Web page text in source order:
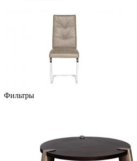
Фильтры